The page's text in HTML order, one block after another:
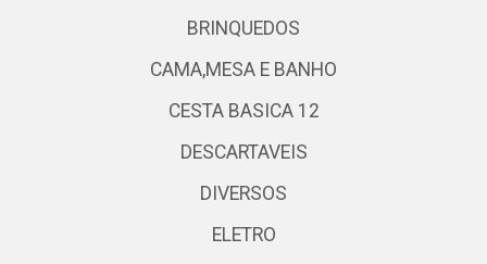
BRINQUEDOS
CAMA,MESA E BANHO
CESTA BASICA 12
DESCARTAVEIS
DIVERSOS
ELETRO